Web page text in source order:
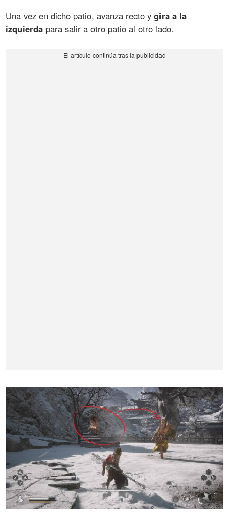
Una vez en dicho patio, avanza recto ygira a la
izquierda para salir a otro patio al otro lado.